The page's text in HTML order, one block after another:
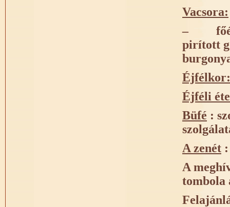
Vacsora:
–
pirított
Éjfélkor:
Éjféli
Büfé :
A zenét
A
tombola